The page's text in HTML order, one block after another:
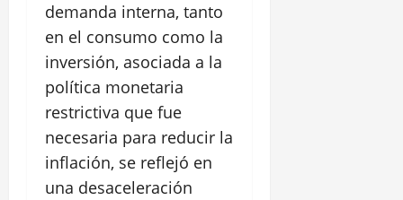
demanda interna, tanto
en el consumo como la
inversión, asociada a la
política monetaria
restrictiva que fue
necesaria para reducir la
inflación, se reflejó en
una desaceleración